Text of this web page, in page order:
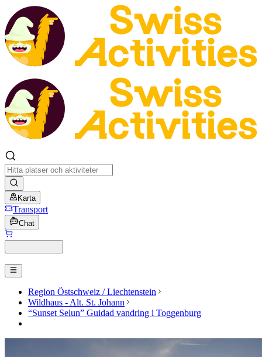
Karta
Transport
Chat
Region Östschweiz / Liechtenstein
Wildhaus - Alt. St. Johann
“Sunset Selun” Guidad vandring i Toggenburg